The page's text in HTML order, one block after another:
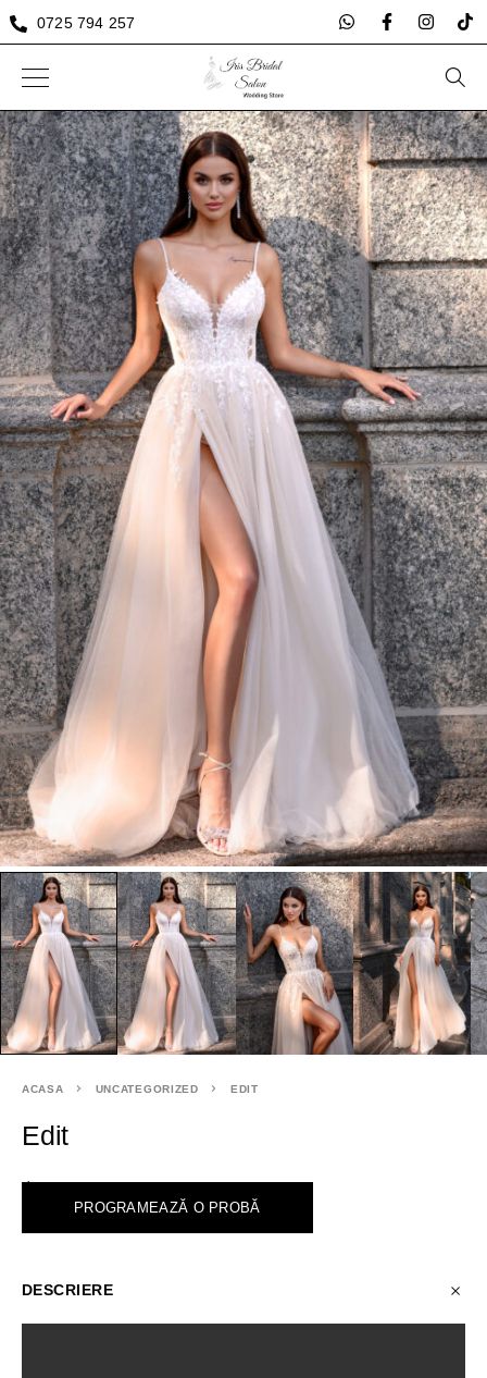
0725 794 257
ACASA UNCATEGORIZED EDIT
Edit
<
PROGRAMEAZĂ O PROBĂ
DESCRIERE